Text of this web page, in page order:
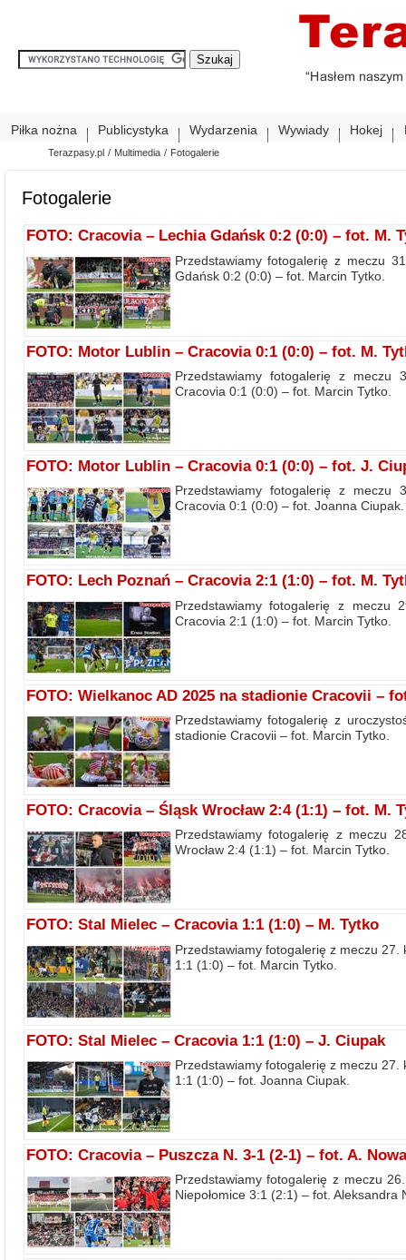
Piłka nożna Publicystyka Wydarzenia Wywiady Hokej
Terazpasy.pl / Multimedia / Fotogalerie
Fotogalerie
FOTO: Cracovia – Lechia Gdańsk 0:2 (0:0) – fot. M.
Przedstawiamy fotogalerię z meczu
Gdańsk 0:2 (0:0) – fot. Marcin Tytko.
FOTO: Motor Lublin – Cracovia 0:1 (0:0) – fot. M.
Przedstawiamy fotogalerię z
Cracovia 0:1 (0:0) – fot. Marcin Tytko.
FOTO: Motor Lublin – Cracovia 0:1 (0:0) – fot. J.
Przedstawiamy fotogalerię z
Cracovia 0:1 (0:0) – fot. Joanna Ciupak.
FOTO: Lech Poznań – Cracovia 2:1 (1:0) – fot. M.
Przedstawiamy fotogalerię z meczu
Cracovia 2:1 (1:0) – fot. Marcin Tytko.
FOTO: Wielkanoc AD 2025 na stadionie Cracovii –
Przedstawiamy fotogalerię z
stadionie Cracovii – fot. Marcin Tytko.
FOTO: Cracovia – Śląsk Wrocław 2:4 (1:1) – fot. M.
Przedstawiamy fotogalerię z meczu
Wrocław 2:4 (1:1) – fot. Marcin Tytko.
FOTO: Stal Mielec – Cracovia 1:1 (1:0) – M. Tytko
Przedstawiamy fotogalerię z meczu
1:1 (1:0) – fot. Marcin Tytko.
FOTO: Stal Mielec – Cracovia 1:1 (1:0) – J. Ciupak
Przedstawiamy fotogalerię z meczu
1:1 (1:0) – fot. Joanna Ciupak.
FOTO: Cracovia – Puszcza N. 3-1 (2-1) – fot. A.
Przedstawiamy fotogalerię z meczu
Niepołomice 3:1 (2:1) – fot. Aleksandra